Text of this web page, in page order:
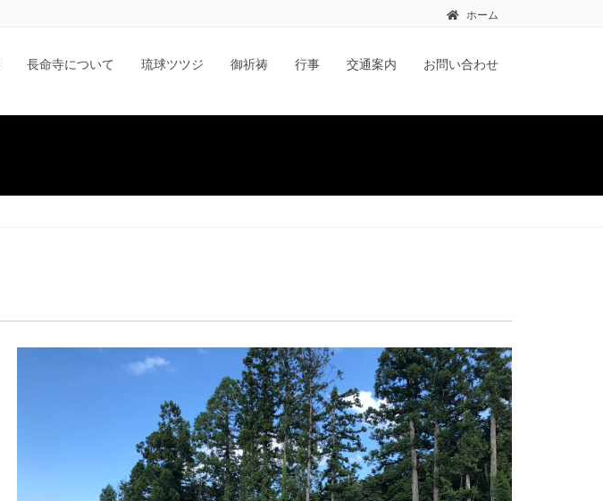
ホーム
長命寺について 琉球ツツジ 御祈祷 行事 交通案内 お問い合わせ